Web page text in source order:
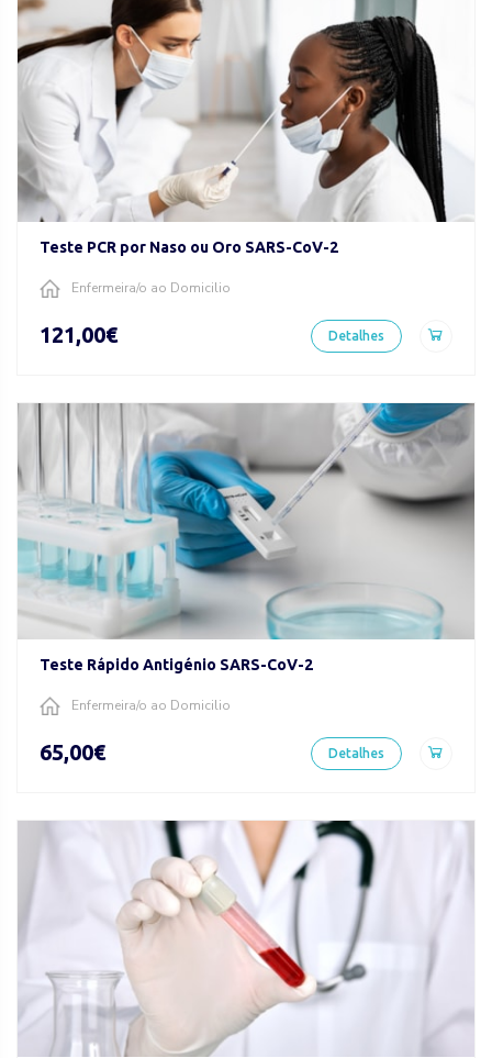
Teste PCR por Naso ou Oro SARS-CoV-2
Enfermeira/o ao Domicilio
121,00€ Detalhes
Teste Rápido Antigénio SARS-CoV-2
Enfermeira/o ao Domicilio
65,00€ Detalhes